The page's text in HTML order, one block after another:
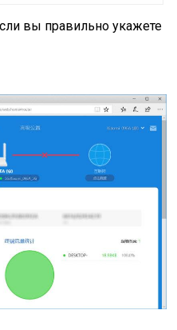
вы правильно укажете